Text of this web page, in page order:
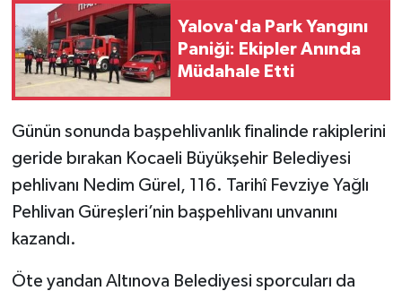
Yalova'da Park Yangını
Paniği: Ekipler Anında
Müdahale Etti
Günün sonunda başpehlivanlık finalinde rakiplerini
geride bırakan Kocaeli Büyükşehir Belediyesi
pehlivanı Nedim Gürel, 116. Tarihî Fevziye Yağlı
Pehlivan Güreşleri’nin başpehlivanı unvanını
kazandı.
Öte yandan Altınova Belediyesi sporcuları da